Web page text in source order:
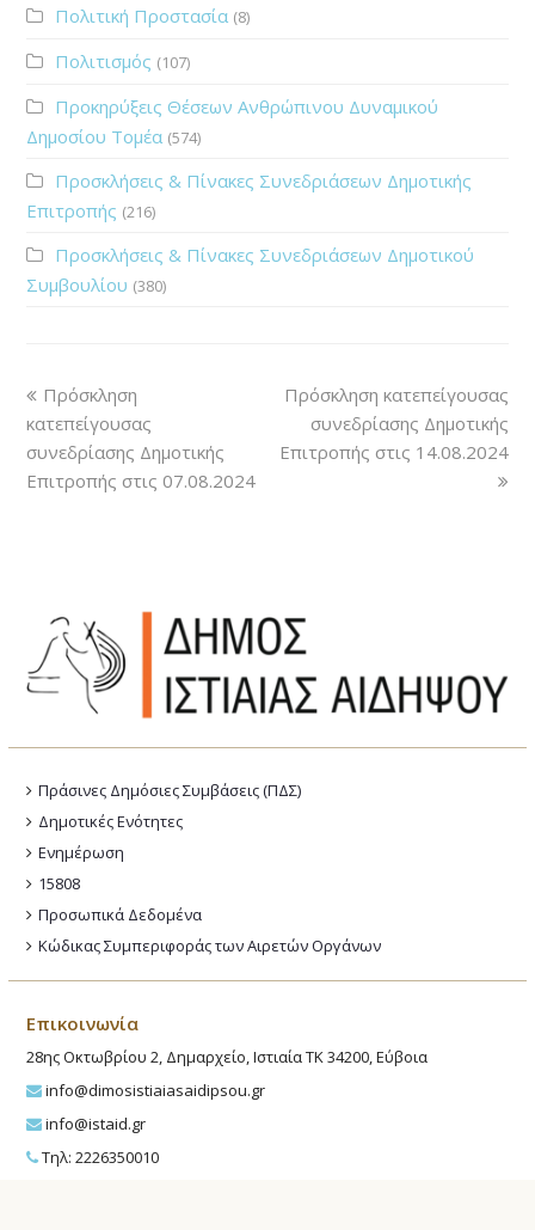
Πολιτική Προστασία (8)
Πολιτισμός (107)
Προκηρύξεις Θέσεων Ανθρώπινου Δυναμικού
Δημοσίου Τομέα (574)
Προσκλήσεις & Πίνακες Συνεδριάσεων Δημοτικής
Επιτροπής (216)
Προσκλήσεις & Πίνακες Συνεδριάσεων Δημοτικού
Συμβουλίου (380)
Πρόσκληση
κατεπείγουσας
συνεδρίασης Δημοτικής
Επιτροπής στις 07.08.2024
Πρόσκληση κατεπείγουσας
συνεδρίασης Δημοτικής
Επιτροπής στις 14.08.2024
Πράσινες Δημόσιες Συμβάσεις (ΠΔΣ)
Δημοτικές Ενότητες
Ενημέρωση
15808
Προσωπικά Δεδομένα
Κώδικας Συμπεριφοράς των Αιρετών Οργάνων
Επικοινωνία
28ης Οκτωβρίου 2, Δημαρχείο, Ιστιαία ΤΚ 34200, Εύβοια
info@dimosistiaiasaidipsou.gr
info@istaid.gr
Τηλ: 2226350010